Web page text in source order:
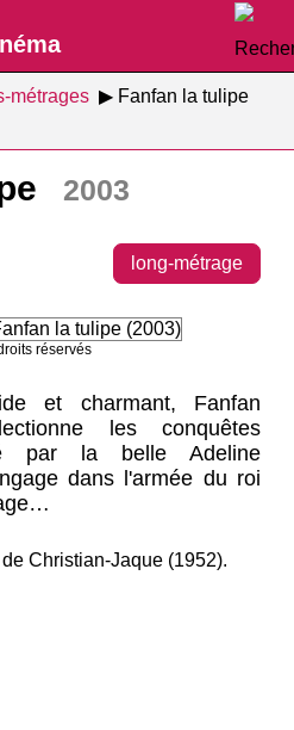
métrages
Fanfan la tulipe
2003
long-métrage
réservés
et charmant, Fanfan
les conquêtes
par la belle Adeline
dans l'armée du roi
Christian-Jaque (1952).